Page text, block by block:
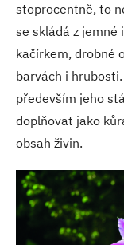
stoprocentně, to
se skládá z jemné
kačírkem, drobné
barvách i
především jeho
doplňovat jako
obsah živin.